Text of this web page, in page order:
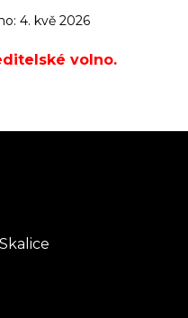
4. kvě 2026
volno.